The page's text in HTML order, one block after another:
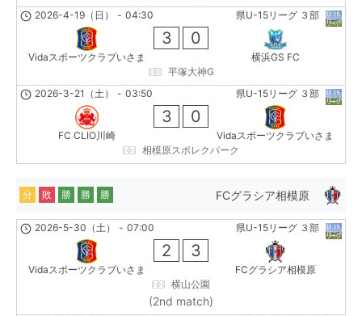
県U-15リーグ ３部
2026-4-19（日） - 04:30
Vidaスポーツクラブいさま
3 0
横浜GS FC
平塚大神G
県U-15リーグ ３部
2026-3-21（土） - 03:50
FC CLIO川崎
3 0
Vidaスポーツクラブいさま
相模原スポレクパーク
FCグラシア相模原
分 敗 勝 勝 勝
県U-15リーグ ３部
2026-5-30（土） - 07:00
Vidaスポーツクラブいさま
2 3
FCグラシア相模原
横山公園
(2nd match)